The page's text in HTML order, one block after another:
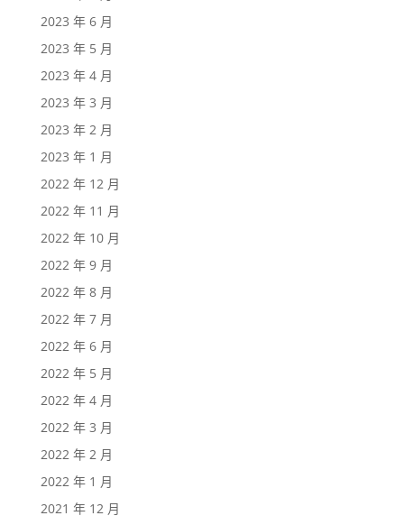
2023 年 6 月
2023 年 5 月
2023 年 4 月
2023 年 3 月
2023 年 2 月
2023 年 1 月
2022 年 12 月
2022 年 11 月
2022 年 10 月
2022 年 9 月
2022 年 8 月
2022 年 7 月
2022 年 6 月
2022 年 5 月
2022 年 4 月
2022 年 3 月
2022 年 2 月
2022 年 1 月
2021 年 12 月